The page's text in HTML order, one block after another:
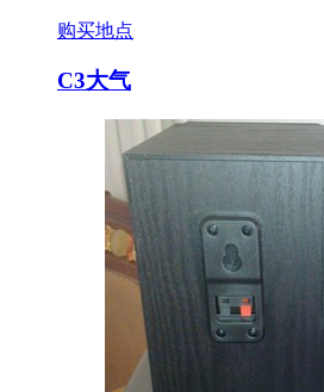
购买地点
C3大气